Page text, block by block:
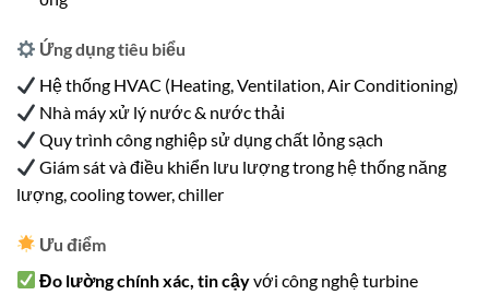
Ứng dụng tiêu biểu
Hệ thống HVAC (Heating, Ventilation, Air Conditioning)
Nhà máy xử lý nước & nước thải
Quy trình công nghiệp sử dụng chất lỏng sạch
Giám sát và điều khiển lưu lượng trong hệ thống năng
lượng, cooling tower, chiller
Ưu điểm
Đo lường chính xác, tin cậyvới công nghệ turbine